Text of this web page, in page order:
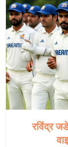
रविंद्र